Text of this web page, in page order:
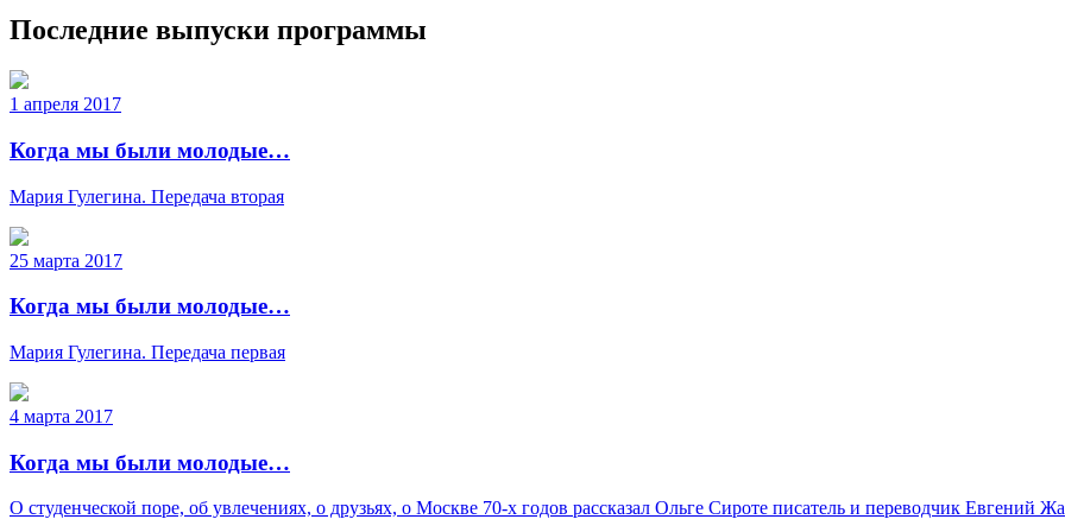
Последние выпуски программы
1 апреля 2017
Когда мы были молодые…
Мария Гулегина. Передача вторая
25 марта 2017
Когда мы были молодые…
Мария Гулегина. Передача первая
4 марта 2017
Когда мы были молодые…
О студенческой поре, об увлечениях, о друзьях, о Москве 70-х годов рассказал Ольге Сироте писатель и переводчик Евгений